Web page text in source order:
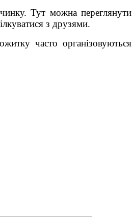
Тут можна переглянути
з друзями.
часто організовуються